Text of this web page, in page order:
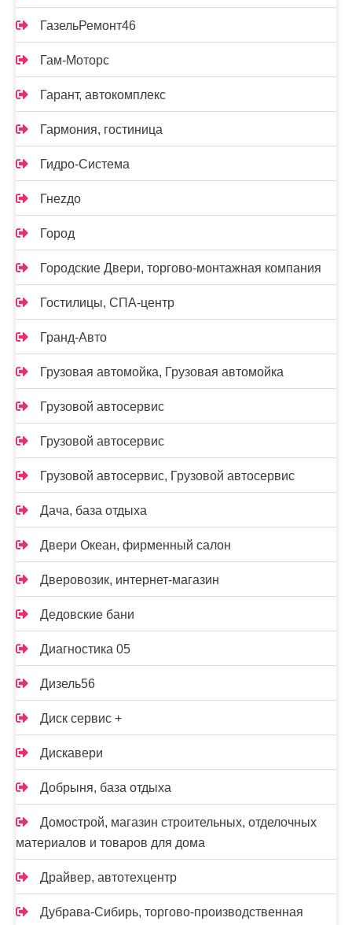
ГазельРемонт46
Гам-Моторс
Гарант, автокомплекс
Гармония, гостиница
Гидро-Система
Гнеzдо
Город
Городские Двери, торгово-монтажная компания
Гостилицы, СПА-центр
Гранд-Авто
Грузовая автомойка, Грузовая автомойка
Грузовой автосервис
Грузовой автосервис
Грузовой автосервис, Грузовой автосервис
Дача, база отдыха
Двери Океан, фирменный салон
Дверовозик, интернет-магазин
Дедовские бани
Диагностика 05
Дизель56
Диск сервис +
Дискавери
Добрыня, база отдыха
Домострой, магазин строительных, отделочных
материалов и товаров для дома
Драйвер, автотехцентр
Дубрава-Сибирь, торгово-производственная